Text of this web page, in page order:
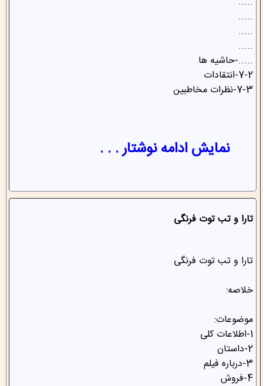
.....
.....
.....
.....
.....-حاشیه ها
7-2-انتقادات
7-3-نظرات مخاطبین
نمایش ادامه نوشتار . . .
تارا و تب توت فرنگی
تارا و تب توت فرنگی
خلاصه:
موضوعات:
1-اطلاعات کلی
2-داستان
3-درباره فیلم
4-فروش